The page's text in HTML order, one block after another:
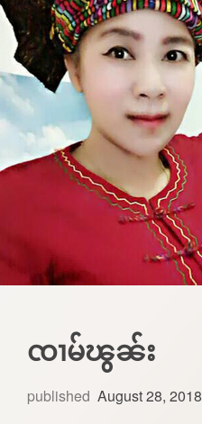
ၸၢမ်ၽွၼ်း
published August 28, 2018